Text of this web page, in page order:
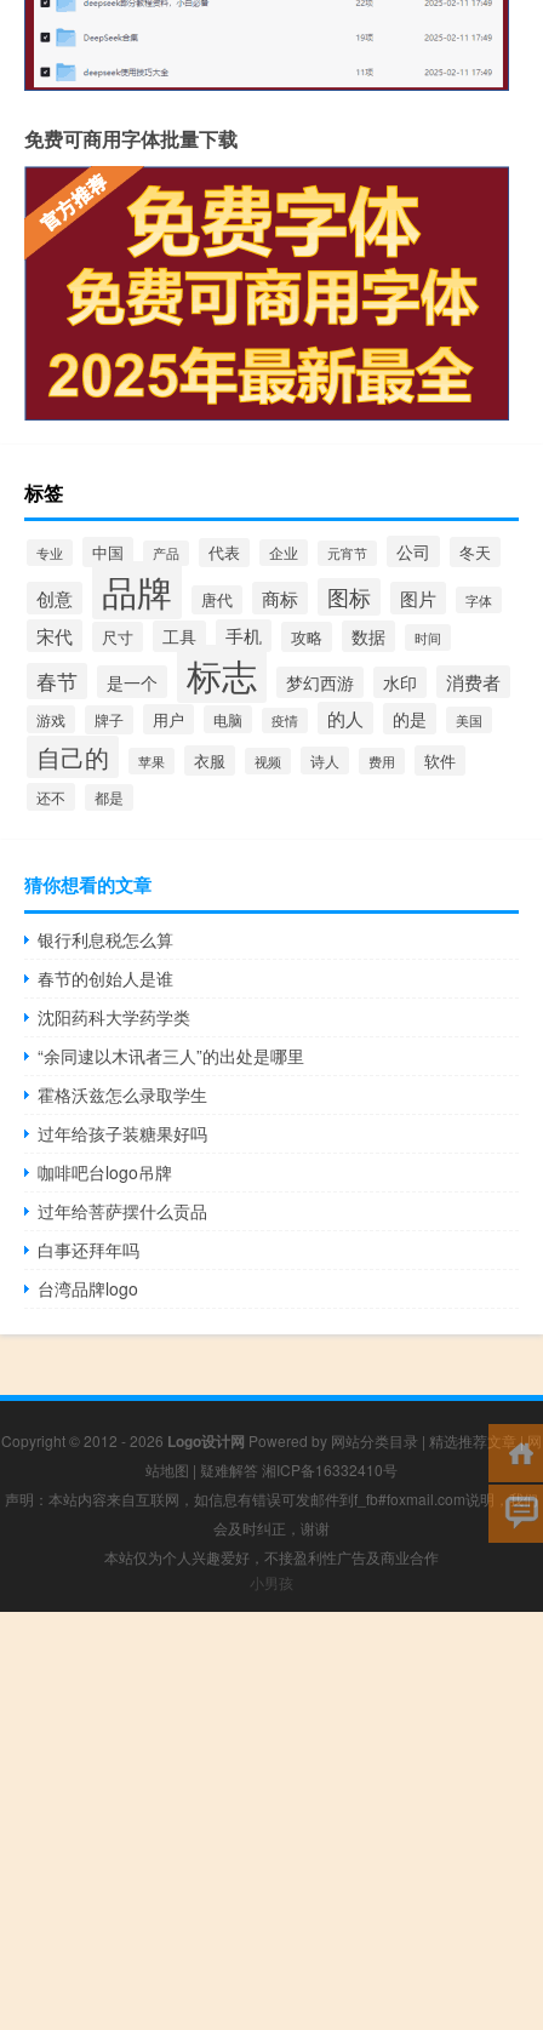
免费可商用字体批量下载
标签
专业 中国 产品 代表 企业 元宵节 公司 冬天
创意 品牌 唐代 商标 图标 图片 字体
宋代 尺寸 工具 手机 攻略 数据 时间
春节 是一个 标志 梦幻西游 水印 消费者
游戏 牌子 用户 电脑 疫情 的人 的是 美国
自己的 苹果 衣服 视频 诗人 费用 软件
还不 都是
猜你想看的文章
银行利息税怎么算
春节的创始人是谁
沈阳药科大学药学类
“余同逮以木讯者三人”的出处是哪里
霍格沃兹怎么录取学生
过年给孩子装糖果好吗
咖啡吧台logo吊牌
过年给菩萨摆什么贡品
白事还拜年吗
台湾品牌logo
Copyright © 2012 - 2026 Logo设计网 Powered by 网站分类目录 | 精选推荐文章 |网
站地图 | 疑难解答 湘ICP备16332410号
声明：本站内容来自互联网，如信息有错误可发邮件到f_fb#foxmail.com说明，我们
会及时纠正，谢谢
本站仅为个人兴趣爱好，不接盈利性广告及商业合作
小男孩